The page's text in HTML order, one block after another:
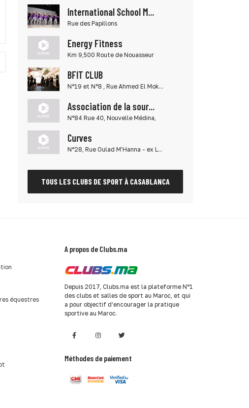
International School M...
Rue des Papillons
Energy Fitness
Km 9,500 Route de Nouasseur
BFIT CLUB
N°19 et N°8 , Rue Ahmed El Mok...
Association de la sour...
N°84 Rue 40, Nouvelle Médina,
Curves
N°28, Rue Oulad M'Hanna - ex L...
TOUS LES CLUBS DE SPORT À CASABLANCA
équestres
A propos de Clubs.ma
Depuis 2017, Clubs.ma est la plateforme N°1
des clubs et salles de sport au Maroc, et qui
a pour objectif d'encourager la pratique
sportive au Maroc.
Méthodes de paiement